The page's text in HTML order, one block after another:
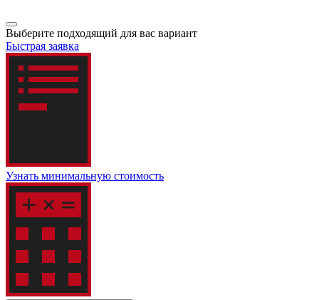
Выберите подходящий для вас вариант
Быстрая заявка
Узнать минимальную стоимость